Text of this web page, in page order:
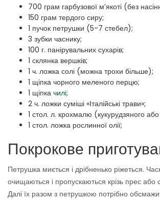
700 грам гарбузової м’якоті (без
150 грам тердого сиру;
1 пучок петрушки (5-7 стебел);
3 зубки часнику;
100 г. панірувальних сухарів;
1 склянка вершків;
1 ч. ложка солі (можна трохи більше);
1 щіпка чорного меленого перцю;
1 щіпка чилі;
2 ч. ложки суміші «Італійські трави»;
1 стол. л. крохмалю (кукурудзяного
1 стол. ложка рослинної олії;
Покрокове
Петрушка миється і дрібненько ріжеться.
очищаються і пропускаються крізь прес або
Далі їх разом з петрушкою потрібно